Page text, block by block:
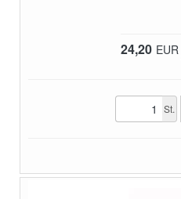
24,20 EUR
St.